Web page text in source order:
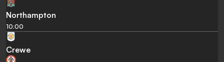
Northampton
10:00
Crewe